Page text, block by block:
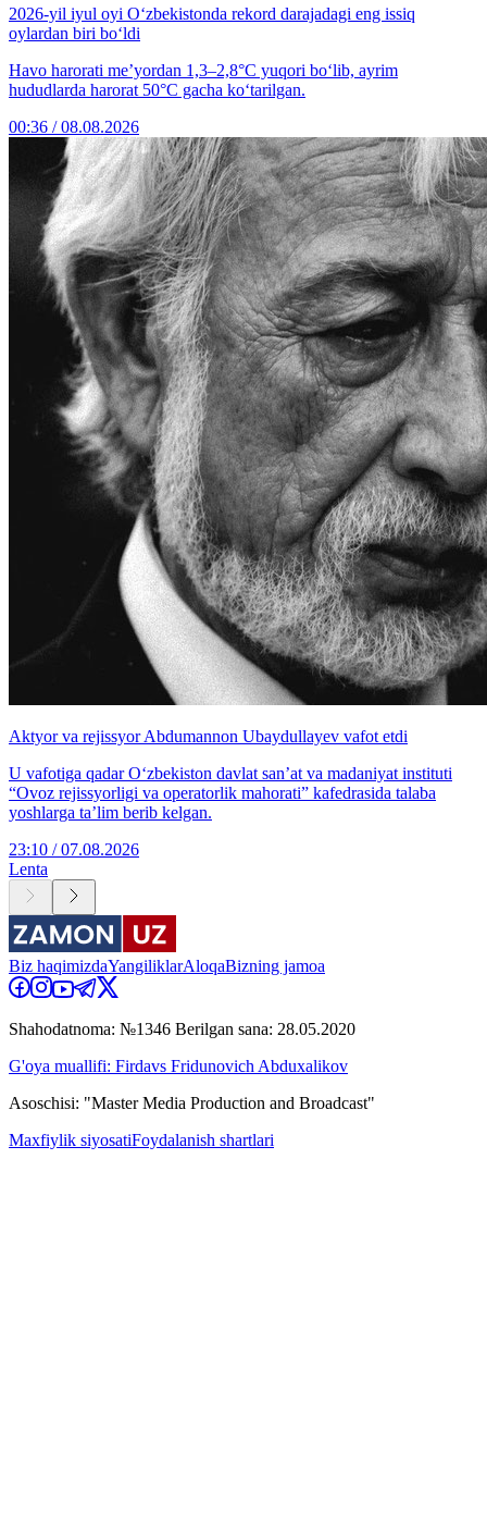
2026-yil iyul oyi O‘zbekistonda rekord darajadagi eng issiq
oylardan biri bo‘ldi
Havo harorati me’yordan 1,3–2,8°C yuqori bo‘lib, ayrim
hududlarda harorat 50°C gacha ko‘tarilgan.
00:36 / 08.08.2026
Aktyor va rejissyor Abdumannon Ubaydullayev vafot etdi
U vafotiga qadar O‘zbekiston davlat san’at va madaniyat instituti
“Ovoz rejissyorligi va operatorlik mahorati” kafedrasida talaba
yoshlarga ta’lim berib kelgan.
23:10 / 07.08.2026
Lenta
Biz haqimizdaYangiliklarAloqaBizning jamoa
Shahodatnoma: №1346 Berilgan sana: 28.05.2020
G'oya muallifi: Firdavs Fridunovich Abduxalikov
Asoschisi: "Master Media Production and Broadcast"
Maxfiylik siyosatiFoydalanish shartlari